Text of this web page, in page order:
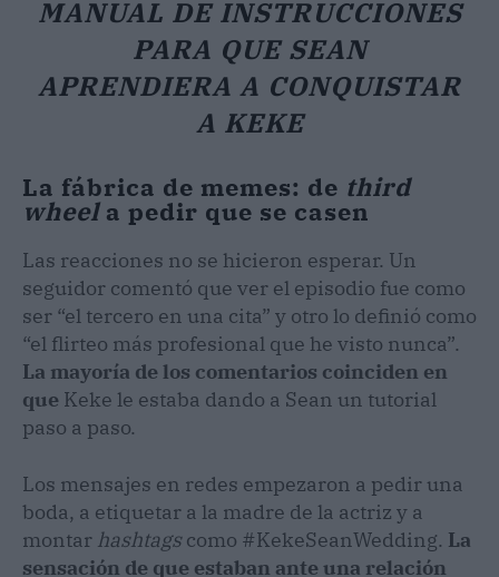
MANUAL DE INSTRUCCIONES
PARA QUE SEAN
APRENDIERA A CONQUISTAR
A KEKE
La fábrica de memes: de third
wheela pedir que se casen
Las reacciones no se hicieron esperar. Un
seguidor comentó que ver el episodio fue como
ser “el tercero en una cita” y otro lo definió como
“el flirteo más profesional que he visto nunca”.
La mayoría de los comentarios coinciden en
que Keke le estaba dando a Sean un tutorial
paso a paso.
Los mensajes en redes empezaron a pedir una
boda, a etiquetar a la madre de la actriz y a
montar hashtagscomo #KekeSeanWedding. La
sensación de que estaban ante una relación